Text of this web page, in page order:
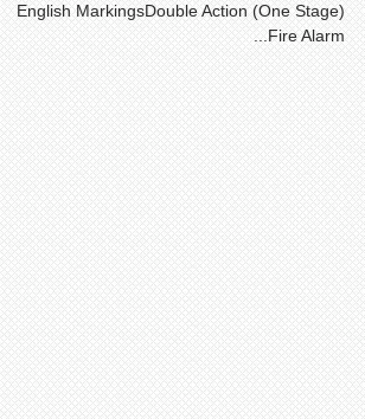
English MarkingsDouble Action (One Stage)
Fire Alarm...